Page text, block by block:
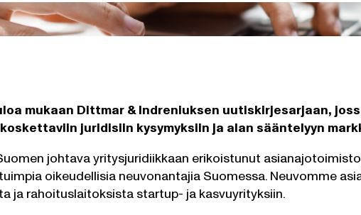
mukaan Dittmar & Indreniuksen uutiskirjesarjaan,
juridisiin kysymyksiin ja alan sääntelyyn
johtava yritysjuridiikkaan erikoistunut
oikeudellisia neuvonantajia Suomessa. Neuvomme
ja rahoituslaitoksista startup- ja kasvuyrityksiin.